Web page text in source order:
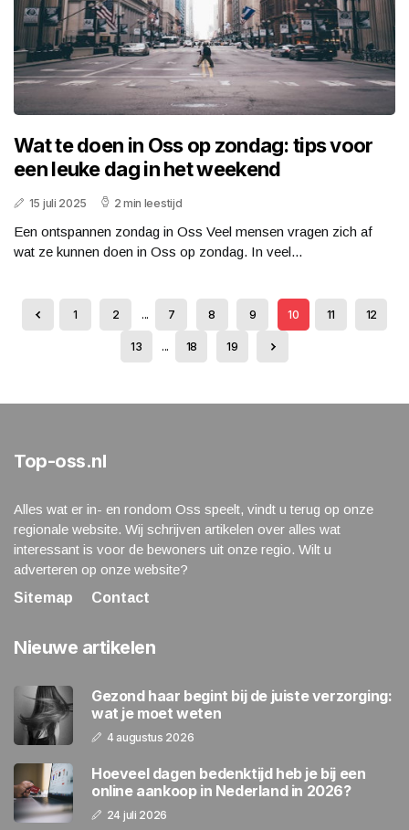
Wat te doen in Oss op zondag: tips voor
een leuke dag in het weekend
15 juli 2025 2 min leestijd
Een ontspannen zondag in Oss Veel mensen vragen zich af
wat ze kunnen doen in Oss op zondag. In veel...
1 2 ... 7 8 9 10 11 12
13 ... 18 19
Top-oss.nl
Alles wat er in- en rondom Oss speelt, vindt u terug op onze
regionale website. Wij schrijven artikelen over alles wat
interessant is voor de bewoners uit onze regio. Wilt u
adverteren op onze website?
Sitemap
Contact
Nieuwe artikelen
Gezond haar begint bij de juiste verzorging:
wat je moet weten
4 augustus 2026
Hoeveel dagen bedenktijd heb je bij een
online aankoop in Nederland in 2026?
24 juli 2026